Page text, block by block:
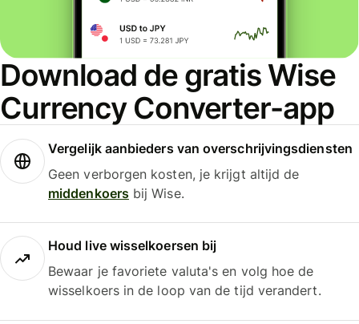
Download de gratis Wise
Currency Converter-app
Vergelijk aanbieders van overschrijvingsdiensten
Geen verborgen kosten, je krijgt altijd de
middenkoersbij Wise.
Houd live wisselkoersen bij
Bewaar je favoriete valuta's en volg hoe de
wisselkoers in de loop van de tijd verandert.